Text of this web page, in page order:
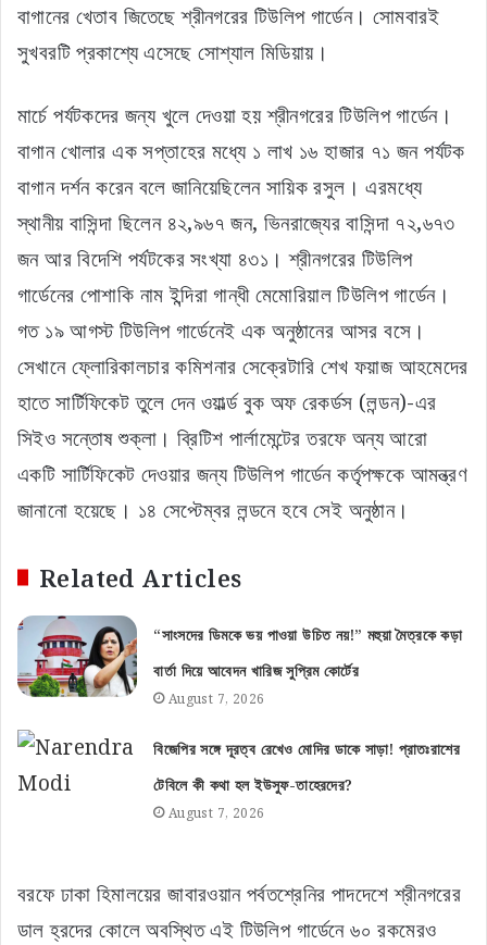
বাগানের খেতাব জিতেছে শ্রীনগরের টিউলিপ গার্ডেন। সোমবারই
সুখবরটি প্রকাশ্যে এসেছে সোশ্যাল মিডিয়ায়।
মার্চে পর্যটকদের জন্য খুলে দেওয়া হয় শ্রীনগরের টিউলিপ গার্ডেন।
বাগান খোলার এক সপ্তাহের মধ্যে ১ লাখ ১৬ হাজার ৭১ জন পর্যটক
বাগান দর্শন করেন বলে জানিয়েছিলেন সায়িক রসুল। এরমধ্যে
স্থানীয় বাসিন্দা ছিলেন ৪২,৯৬৭ জন, ভিনরাজ্যের বাসিন্দা ৭২,৬৭৩
জন আর বিদেশি পর্যটকের সংখ্যা ৪৩১। শ্রীনগরের টিউলিপ
গার্ডেনের পোশাকি নাম ইন্দিরা গান্ধী মেমোরিয়াল টিউলিপ গার্ডেন।
গত ১৯ আগস্ট টিউলিপ গার্ডেনেই এক অনুষ্ঠানের আসর বসে।
সেখানে ফ্লোরিকালচার কমিশনার সেক্রেটারি শেখ ফয়াজ আহমেদের
হাতে সার্টিফিকেট তুলে দেন ওয়ার্ল্ড বুক অফ রেকর্ডস (লন্ডন)-এর
সিইও সন্তোষ শুক্লা। ব্রিটিশ পার্লামেন্টের তরফে অন্য আরো
একটি সার্টিফিকেট দেওয়ার জন্য টিউলিপ গার্ডেন কর্তৃপক্ষকে আমন্ত্রণ
জানানো হয়েছে। ১৪ সেপ্টেম্বর লন্ডনে হবে সেই অনুষ্ঠান।
Related Articles
“সাংসদের ডিমকে ভয় পাওয়া উচিত নয়!” মহুয়া মৈত্রকে কড়া
বার্তা দিয়ে আবেদন খারিজ সুপ্রিম কোর্টের
August 7, 2026
বিজেপির সঙ্গে দূরত্ব রেখেও মোদির ডাকে সাড়া! প্রাতঃরাশের
টেবিলে কী কথা হল ইউসুফ-তাহেরদের?
August 7, 2026
বরফে ঢাকা হিমালয়ের জাবারওয়ান পর্বতশ্রেনির পাদদেশে শ্রীনগরের
ডাল হ্রদের কোলে অবস্থিত এই টিউলিপ গার্ডেনে ৬০ রকমেরও